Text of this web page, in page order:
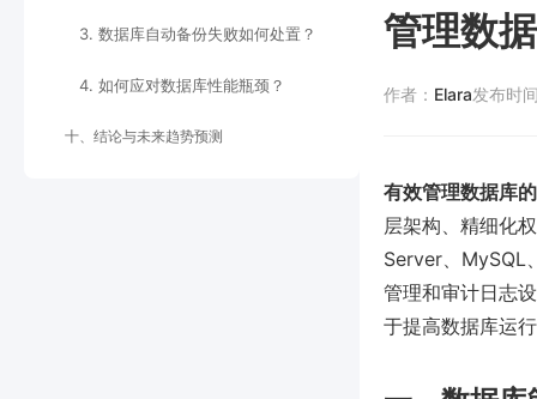
3. 数据库自动备份失败如何处置？
4. 如何应对数据库性能瓶颈？
十、结论与未来趋势预测
管理数
作者： Elara发布时
有效管理数据库
层架构、精细化
Server、MySQL
管理和审计日志
于提高数据库运